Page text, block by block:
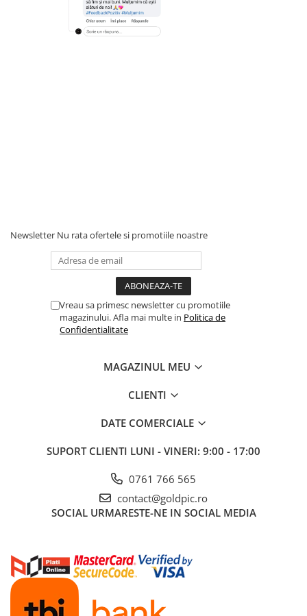
Newsletter Nu rata ofertele si promotiile noastre
Vreau sa primesc newsletter cu promotiile
magazinului. Afla mai multe in Politica de
Confidentialitate
MAGAZINUL MEU
CLIENTI
DATE COMERCIALE
SUPORT CLIENTI LUNI - VINERI: 9:00 - 17:00
0761 766 565
contact@goldpic.ro
SOCIAL URMARESTE-NE IN SOCIAL MEDIA